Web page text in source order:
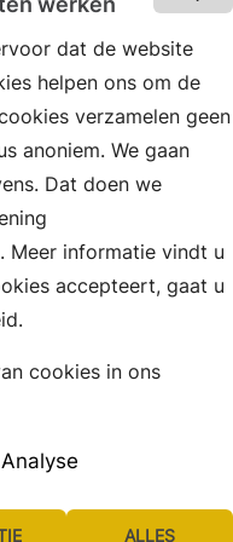
dat de website
helpen ons om de
verzamelen geen
anoniem. We gaan
Dat doen we
Meer informatie vindt u
accepteert, gaat u
cookies in ons
Analyse
ALLES
Servicenormen